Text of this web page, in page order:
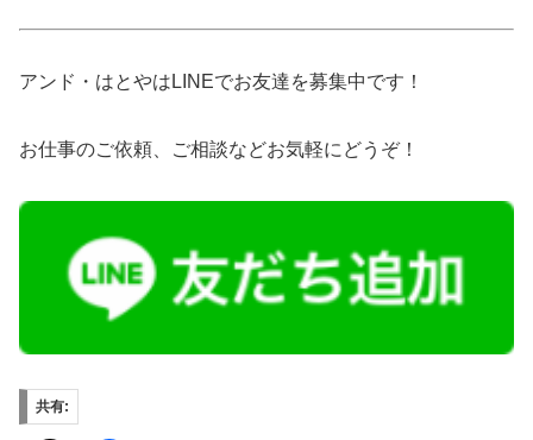
アンド・はとやはLINEでお友達を募集中です！
お仕事のご依頼、ご相談などお気軽にどうぞ！
共有: